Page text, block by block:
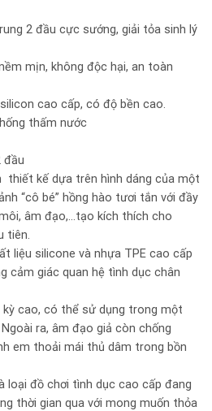
2 đầu cực sướng, giải tỏa sinh lý
mịn, không độc hại, an toàn
cao cấp, có độ bền cao.
thấm nước
đầu
thiết kế dựa trên hình dáng của một
“cô bé” hồng hào tươi tắn với đầy
âm đạo,…tạo kích thích cho
tiên.
liệu silicone và nhựa TPE cao cấp
cảm giác quan hệ tình dục chân
cao, có thể sử dụng trong một
ra, âm đạo giả còn chống
em thoải mái thủ dâm trong bồn
loại đồ chơi tình dục cao cấp đang
thời gian qua với mong muốn thỏa